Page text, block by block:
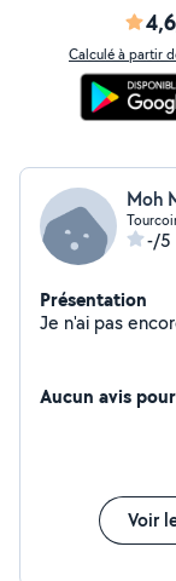
Calculé à partir
Moh
-/5
Présentation
Aucun avis
Voir